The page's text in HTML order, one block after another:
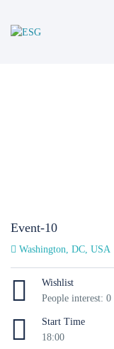
Event-10
Washington, DC, USA
Wishlist
People interest: 0
Start Time
18:00